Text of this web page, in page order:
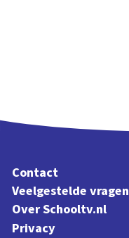
Contact
Veelgestelde vragen
Over Schooltv.nl
Privacy